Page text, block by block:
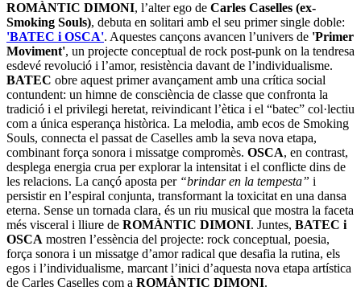
ROMÀNTIC DIMONI, l’alter ego de Carles Caselles (ex-
Smoking Souls), debuta en solitari amb el seu primer single doble:
'BATEC i OSCA'. Aquestes cançons avancen l’univers de 'Primer
Moviment', un projecte conceptual de rock post-punk on la tendresa
esdevé revolució i l’amor, resistència davant de l’individualisme.
BATEC obre aquest primer avançament amb una crítica social
contundent: un himne de consciència de classe que confronta la
tradició i el privilegi heretat, reivindicant l’ètica i el “batec” col·lectiu
com a única esperança històrica. La melodia, amb ecos de Smoking
Souls, connecta el passat de Caselles amb la seva nova etapa,
combinant força sonora i missatge compromès. OSCA, en contrast,
desplega energia crua per explorar la intensitat i el conflicte dins de
les relacions. La cançó aposta per “brindar en la tempesta” i
persistir en l’espiral conjunta, transformant la toxicitat en una dansa
eterna. Sense un tornada clara, és un riu musical que mostra la faceta
més visceral i lliure de ROMÀNTIC DIMONI. Juntes, BATEC i
OSCA mostren l’essència del projecte: rock conceptual, poesia,
força sonora i un missatge d’amor radical que desafia la rutina, els
egos i l’individualisme, marcant l’inici d’aquesta nova etapa artística
de Carles Caselles com a ROMÀNTIC DIMONI.